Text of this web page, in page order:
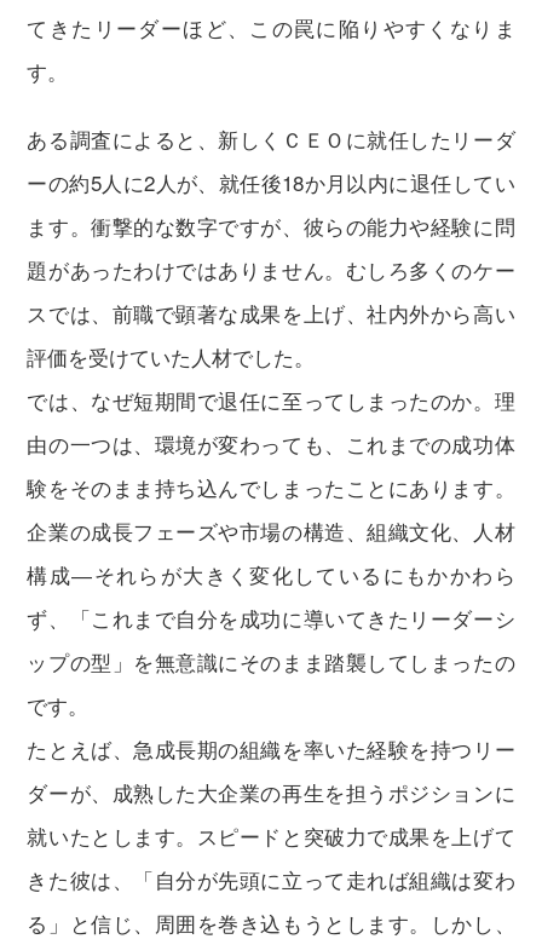
てきたリーダーほど、この罠に陥りやすくなりま
す。
ある調査によると、新しくＣＥＯに就任したリーダ
ーの約5人に2人が、就任後18か月以内に退任してい
ます。衝撃的な数字ですが、彼らの能力や経験に問
題があったわけではありません。むしろ多くのケー
スでは、前職で顕著な成果を上げ、社内外から高い
評価を受けていた人材でした。
では、なぜ短期間で退任に至ってしまったのか。理
由の一つは、環境が変わっても、これまでの成功体
験をそのまま持ち込んでしまったことにあります。
企業の成長フェーズや市場の構造、組織文化、人材
構成―それらが大きく変化しているにもかかわら
ず、「これまで自分を成功に導いてきたリーダーシ
ップの型」を無意識にそのまま踏襲してしまったの
です。
たとえば、急成長期の組織を率いた経験を持つリー
ダーが、成熟した大企業の再生を担うポジションに
就いたとします。スピードと突破力で成果を上げて
きた彼は、「自分が先頭に立って走れば組織は変わ
る」と信じ、周囲を巻き込もうとします。しかし、